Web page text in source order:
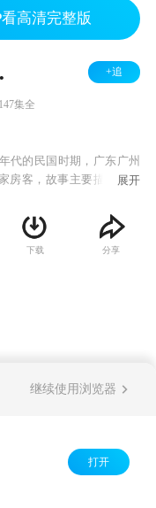
高清完整版
部 +追
147集全
代的民国时期，广东广州
房客，故事主要描述房东
展开
下载 分享
继续使用浏览器
打开